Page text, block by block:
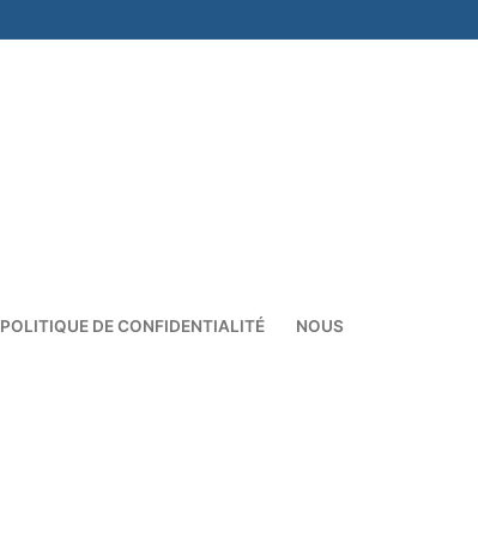
POLITIQUE DE CONFIDENTIALITÉ NOUS